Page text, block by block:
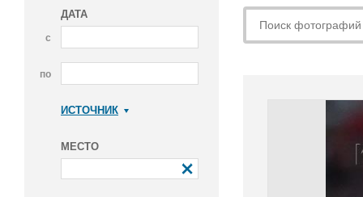
ДАТА
с
по
ИСТОЧНИК
МЕСТО